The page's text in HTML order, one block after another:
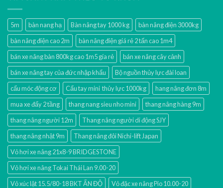
5m bàn nang hạ Bàn nâng tay 1000 kg
bàn nâng điện 3000kg
bàn nâng điện cao 2m
bàn nâng điện giá rẻ 2 tấn cao 1m4
bán xe nâng bàn 800kg cao 1m5 gía rẻ
bán xe nâng cây cảnh
bán xe nâng tay của đức nhập khẩu
Bộ nguồn thủy lực đài loan
cẩu móc động cơ
Cẩu tay mini thủy lực 1000kg
hang nâng đơn 8m
mua xe đẩy 2 tầng
thang nang sieu nho mini
thang nâng hàng 9m
thang nâng người 12m
Thang nâng người di động SJY
thang nâng nhật 9m
Thang nâng đôi Nichi-lift Japan
Vỏ hơi xe nâng 21x8-9 BRIDGESTONE
Vỏ hơi xe nâng Tokai Thái Lan 9.00-20
Vỏ xúc lật 15.5/80-18 BKT ẤN ĐỘ
Vỏ đặc xe nâng Pio 10.00-20